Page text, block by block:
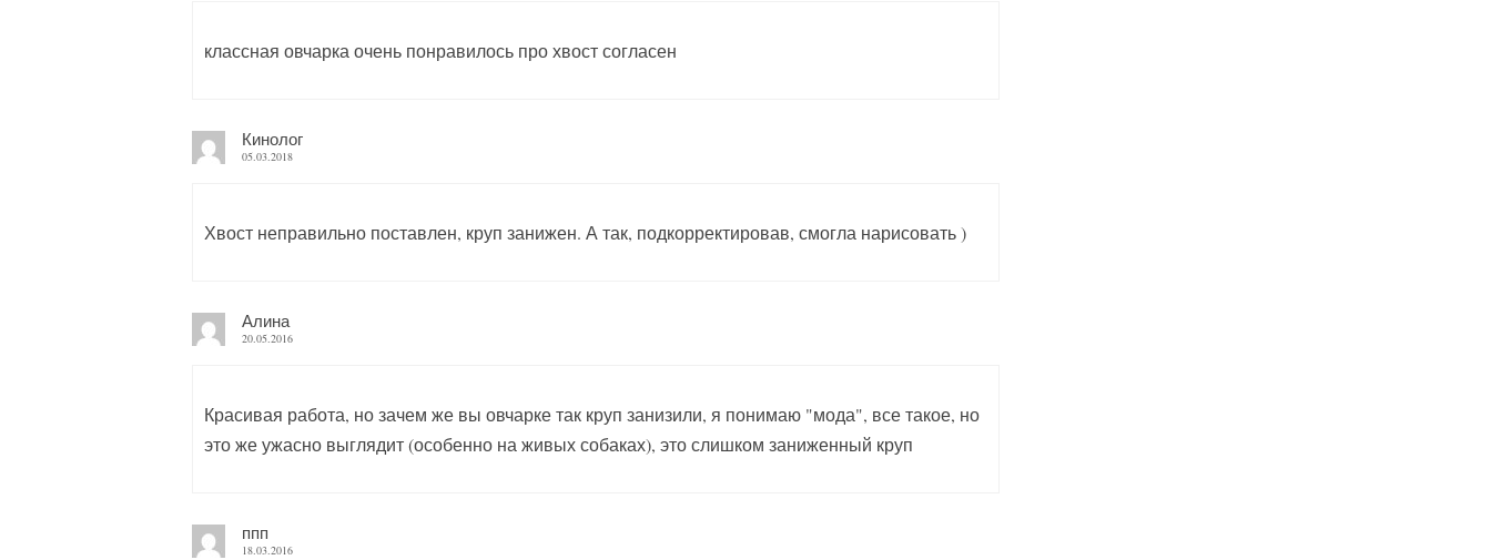
классная овчарка очень понравилось про хвост согласен
Кинолог
05.03.2018
Хвост неправильно поставлен, круп занижен. А так, подкорректировав, смогла нарисовать )
Алина
20.05.2016
Красивая работа, но зачем же вы овчарке так круп занизили, я понимаю "мода", все такое, но
это же ужасно выглядит (особенно на живых собаках), это слишком заниженный круп
ппп
18.03.2016